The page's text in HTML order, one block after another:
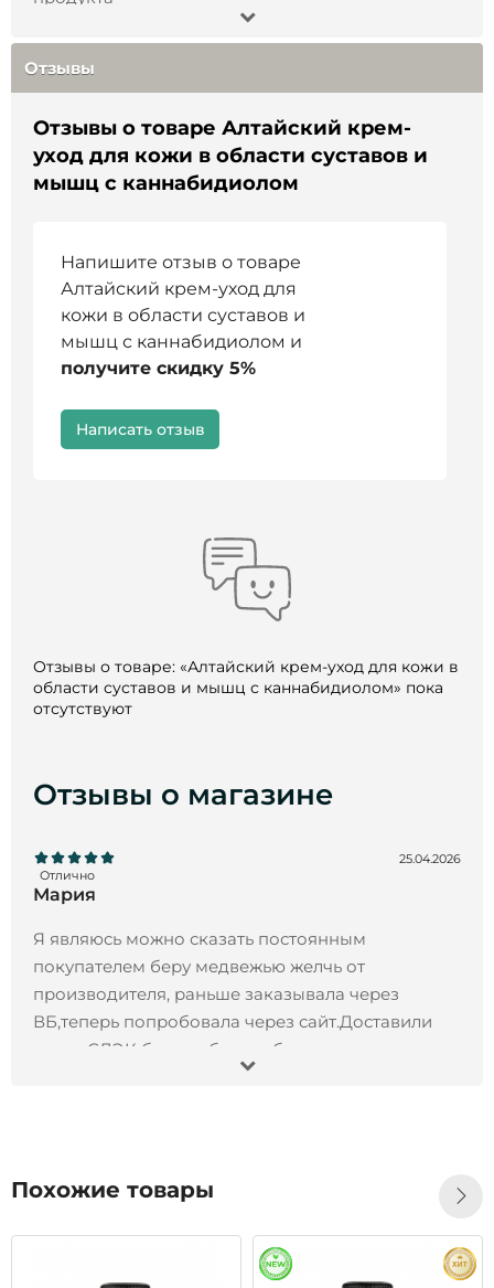
Не является лекарством
Отзывы
Отзывы о товаре Алтайский крем-
уход для кожи в области суставов и
мышц с каннабидиолом
Отзывы о товаре: «Алтайский крем-уход для кожи в
области суставов и мышц с каннабидиолом» пока
отсутствуют
Напишите отзыв о товаре
Алтайский крем-уход для
кожи в области суставов и
мышц с каннабидиолом и
получите скидку 5%
Написать отзыв
Отзывы о магазине
Отлично
25.04.2026
Мария
Я являюсь можно сказать постоянным
покупателем беру медвежью желчь от
производителя, раньше заказывала через
ВБ,теперь попробовала через сайт.Доставили
через СДЭК без проблем и быстро.
отлично !!! Товар пришел точно в срок, продукт
Рекомендую)
Похожие товары